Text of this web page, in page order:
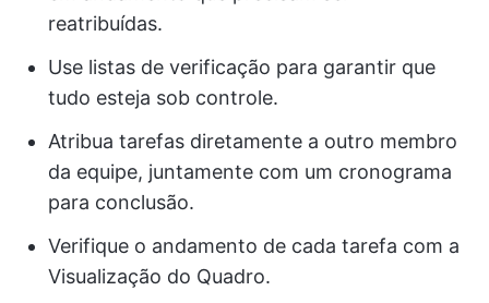
reatribuídas.
Use listas de verificação para garantir que
tudo esteja sob controle.
Atribua tarefas diretamente a outro membro
da equipe, juntamente com um cronograma
para conclusão.
Verifique o andamento de cada tarefa com a
Visualização do Quadro.